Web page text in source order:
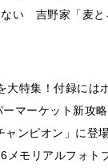
ない 吉野家「麦
大特集！付録に
ーマーケット新
ャンピオン」に
メモリアルフォ